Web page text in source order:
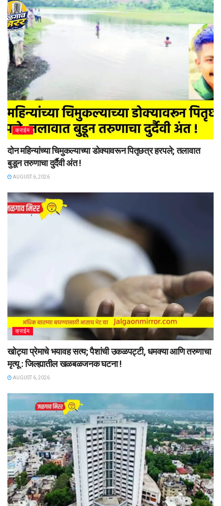
क्राईम
दोन महिन्यांच्या चिमुकल्याच्या डोक्यावरून पितृछत्र हरपले; तलावात
बुडून तरुणाचा दुर्दैवी अंत !
AUGUST 6, 2026
क्राईम
खोट्या प्रेमाचे भयावह सत्य; पैशांची उकळपट्टी, धमक्या आणि तरुणाचा
मृत्यू : जिल्ह्यातील खळबळजनक घटना !
AUGUST 6, 2026